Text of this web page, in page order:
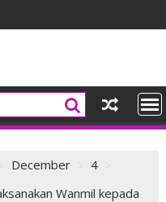
December
4
Wanmil kepada